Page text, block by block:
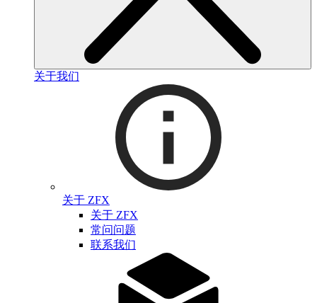
关于我们
关于 ZFX
关于 ZFX
常问问题
联系我们